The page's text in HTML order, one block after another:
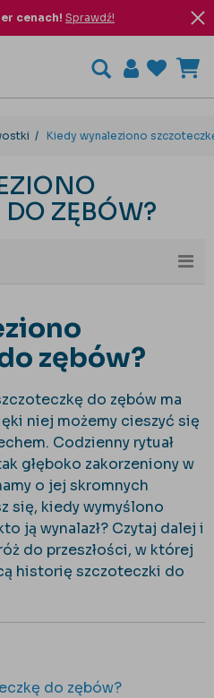
cenach! Sprawdź!
Kiedy wynaleziono
DO ZĘBÓW?
zębów?
do zębów ma
niej możemy cieszyć się
Codzienny rytuał
głęboko zakorzeniony w
o jej skromnych
się, kiedy wymyślono
ją wynalazł? Czytaj dalej i
do przeszłości, w której
historię szczoteczki do
do zębów?